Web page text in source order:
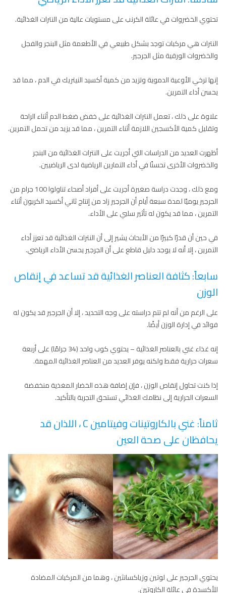
تحتوي الخضروات في عائلة الكرنب على مستويات عالية من النترات الغذائية.
النترات هي مركبات توجد بشكل طبيعي في الأطعمة مثل البنجر والفجل
والخضروات الورقية مثل الجرجير.
إنها ترخي الأوعية الدموية وتزيد من كمية أكسيد النيتريك في الدم ، مما قد
يحسن أداء التمرين.
علاوة على ذلك ، تعمل النترات الغذائية على خفض ضغط الدم أثناء الراحة
وتقليل كمية الأكسجين اللازمة أثناء التمرين ، مما قد يزيد من تحمل التمرين.
أظهرت العديد من الدراسات التي أجريت على النترات الغذائية من البنجر
والخضروات الأخرى تحسنًا في أداء التمارين الرياضية لدى الرياضيين.
ومع ذلك ، وجدت دراسة صغيرة أجريت على أفراد أصحاء تناولوا 100 جرام من
الجرجير يوميًا لمدة سبعة أيام أن الجرجير زاد من إنتاج ثاني أكسيد الكربون أثناء
التمرين ، مما قد يكون له تأثير سلبي على الأداء.
في حين أن قدرًا كبيرًا من الأبحاث يشير إلى أن النترات الغذائية قد تعزز أداء
التمرين ، إلا أنه لا يوجد دليل قاطع على أن الجرجير يحسن الأداء الرياضي.
سابعاً: كثافة العناصر الغذائية قد تساعد في إنقاص
الوزن
على الرغم من أنه لم تتم دراسته على وجه التحديد ، إلا أن الجرجير قد يكون له
فوائد في إدارة الوزن أيضًا.
إنه غذاء غني بالعناصر الغذائية – يحتوي كوب واحد (34 جرامًا) على أربعة
سعرات حرارية فقط ولكنه يوفر العديد من العناصر الغذائية المهمة.
إذا كنت تحاول إنقاص الوزن ، فإن إضافة هذه الخضار المغذية منخفضة
السعرات الحرارية إلى نظامك الغذائي تستحق التجربة بالتأكيد.
ثامناً: غني بالكاروتينات وفيتامين C ، اللذان قد
يحافظان على صحة العين
يحتوي الجرجير على لوتين وزياكسانثين ، وهما من المركبات المضادة
للأكسدة في عائلة الكاروتين.